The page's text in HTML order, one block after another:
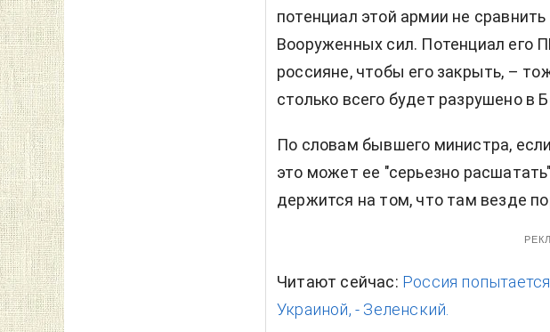
потенциал этой армии не
Вооруженных сил. Потенциал его
россияне, чтобы его закрыть, –
столько всего будет разрушено в
По словам бывшего министра,
это может ее "серьезно
держится на том, что там везде
Читают сейчас: Россия
Украиной, - Зеленский.